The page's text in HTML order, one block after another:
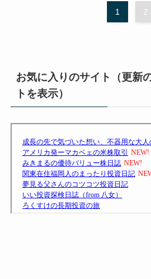
1 2
お気に入りのサイト（更新
トを表示）